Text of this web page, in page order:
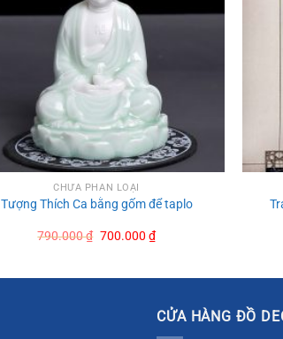
CHƯA PHÂN LOẠI
Tượng Thích Ca bằng gốm để taplo
790.000₫ Original
700.000 ₫Current
CỬA HÀNG ĐỒ